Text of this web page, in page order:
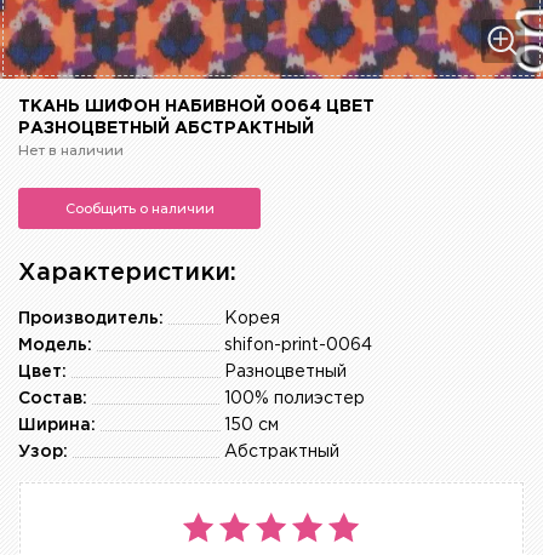
ТКАНЬ ШИФОН НАБИВНОЙ 0064 ЦВЕТ
РАЗНОЦВЕТНЫЙ АБСТРАКТНЫЙ
Нет в наличии
Сообщить о наличии
Характеристики:
Корея
Производитель:
shifon-print-0064
Модель:
Разноцветный
Цвет:
100% полиэстер
Состав:
150 см
Ширина:
Абстрактный
Узор: